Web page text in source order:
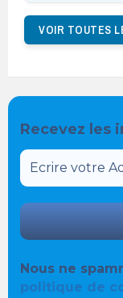
VOIR TOUTES
Recevez les
Nous ne
politique de